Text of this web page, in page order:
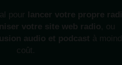
pour
lancer votre propre
votre site web radio, ou
audio et podcast à
coût.